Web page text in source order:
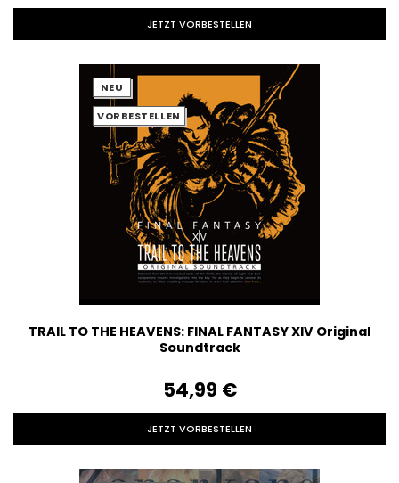
JETZT VORBESTELLEN
NEU
VORBESTELLEN
TRAIL TO THE HEAVENS: FINAL FANTASY XIV Original
Soundtrack
54,99‎ ‎€
JETZT VORBESTELLEN